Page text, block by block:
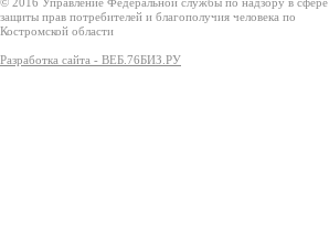
защиты прав потребителей и благополучия человека по
Костромской области
Разработка сайта - ВЕБ.76БИЗ.РУ